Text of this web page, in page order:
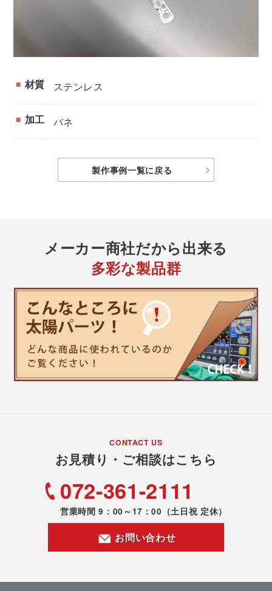
材質 ステンレス
加工 バネ
製作事例一覧に戻る
メーカー商社だから出来る
多彩な製品群
CONTACT US
お見積り・ご相談はこちら
072-361-2111
営業時間 9：00～17：00 （土日祝 定休）
お問い合わせ